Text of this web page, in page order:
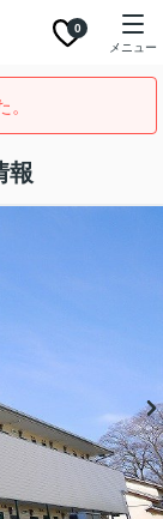
0
メニュー
報